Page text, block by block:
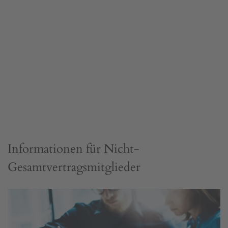
Informationen für Nicht-
Gesamtvertragsmitglieder